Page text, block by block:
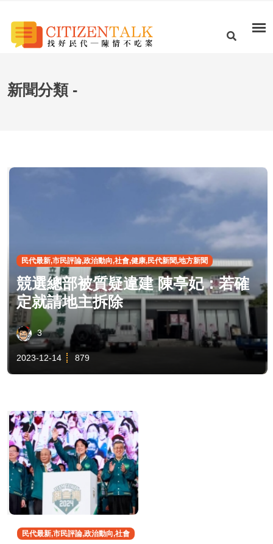
新聞分類 -
民代最新,市民評論,政治動向,社會,健康,民代新聞,地方新聞
競選總部被質疑違建 陳亭妃：若確
定就請地主拆除
3
2023-12-14 879
民代最新,市民評論,政治動向,社會